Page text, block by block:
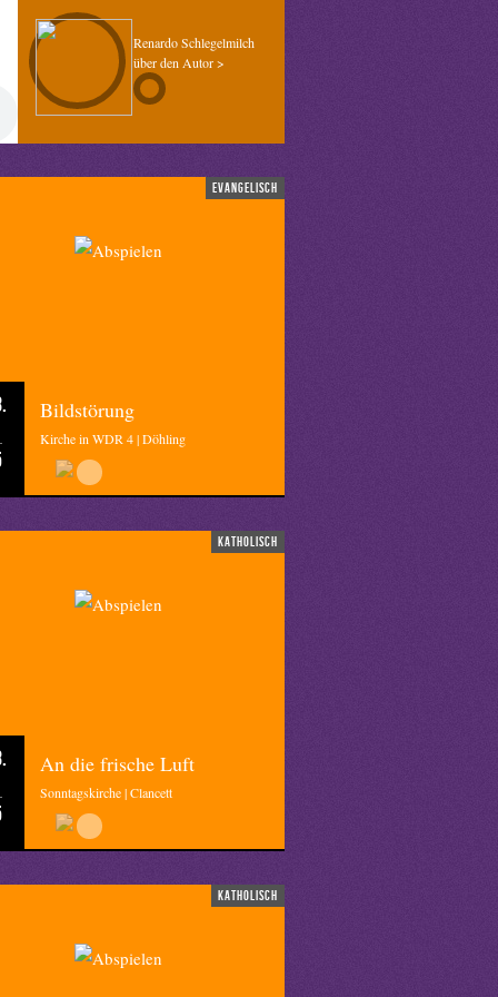
Renardo Schlegelmilch
über den Autor >
evangelisch
Bildstörung
Kirche in WDR 4 | Döhling
katholisch
An die frische Luft
Sonntagskirche | Clancett
katholisch